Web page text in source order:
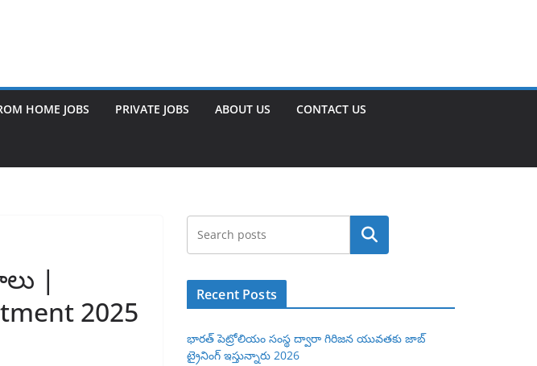
HOME JOBS PRIVATE JOBS ABOUT US CONTACT US
|
2025
Search
Recent Posts
భారత్ పెట్రోలియం సంస్థ ద్వారా గిరిజన యువతకు జాబ్
ట్రైనింగ్ ఇస్తున్నారు 2026